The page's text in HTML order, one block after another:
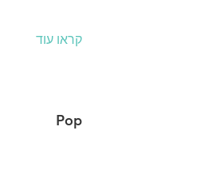
קראו עוד
Pop